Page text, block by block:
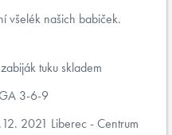
všelék našich babiček.
tuku skladem
3-6-9
2021 Liberec - Centrum